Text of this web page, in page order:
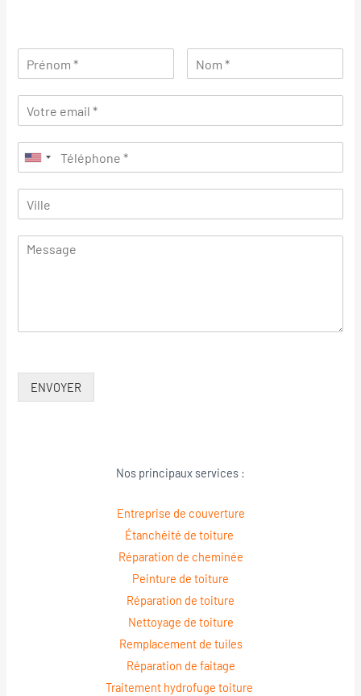
ENVOYER
Nos principaux services :
Entreprise de couverture
Étanchéité de toiture
Réparation de cheminée
Peinture de toiture
Réparation de toiture
Nettoyage de toiture
Remplacement de tuiles
Réparation de faitage
Traitement hydrofuge toiture